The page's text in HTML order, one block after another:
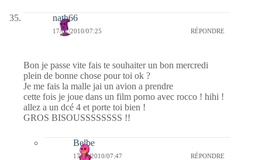
nath66
17/02/2010/07:25 RÉPONDRE
Bon je passe vite fais te souhaiter un bon mercredi
plein de bonne chose pour toi ok ?
Je me fais la malle jai un avion a prendre
cette fois je joue dans un film porno avec rocco ! hihi !
allez a un dcé 4 et porte toi bien !
GROS BISOUSSSSSSSS !!
Belbe
17/02/2010/07:47 RÉPONDRE